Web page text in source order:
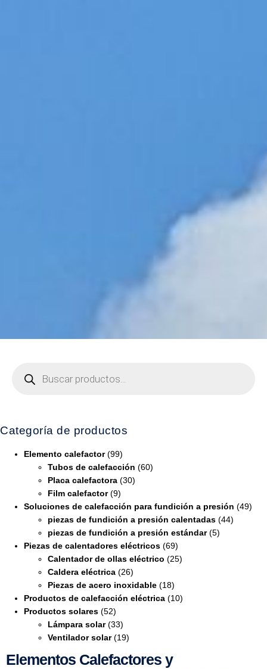
Categoría de productos
Elemento calefactor (99)
Tubos de calefacción (60)
Placa calefactora (30)
Film calefactor (9)
Soluciones de calefacción para fundición a presión (49)
piezas de fundición a presión calentadas (44)
piezas de fundición a presión estándar (5)
Piezas de calentadores eléctricos (69)
Calentador de ollas eléctrico (25)
Caldera eléctrica (26)
Piezas de acero inoxidable (18)
Productos de calefacción eléctrica (10)
Productos solares (52)
Lámpara solar (33)
Ventilador solar (19)
Elementos Calefactores y